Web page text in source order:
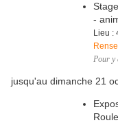
-
Lieu :
Pour y
jusqu'au dimanche 21